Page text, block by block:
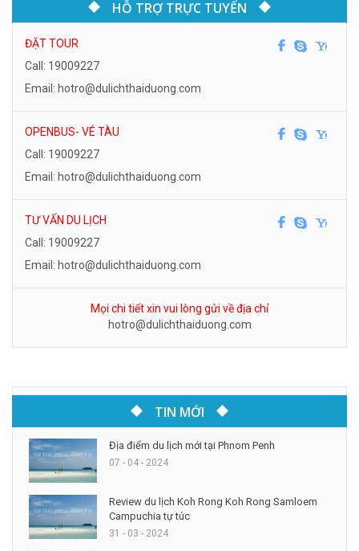
HỖ TRỢ TRỰC TUYẾN
ĐẶT TOUR
Call: 19009227
Email: hotro@dulichthaiduong.com
OPENBUS- VÉ TÀU
Call: 19009227
Email: hotro@dulichthaiduong.com
TƯ VẤN DU LỊCH
Call: 19009227
Email: hotro@dulichthaiduong.com
Mọi chi tiết xin vui lòng gửi về địa chỉ
hotro@dulichthaiduong.com
TIN MỚI
Địa điểm du lịch mới tại Phnom Penh
07 - 04 - 2024
Review du lịch Koh Rong Koh Rong Samloem
Campuchia tự túc
31 - 03 - 2024